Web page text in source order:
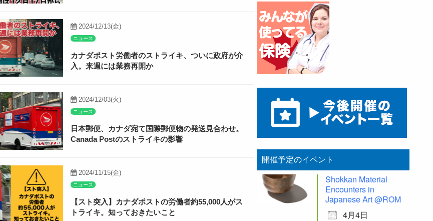
2024/12/13(金)
ニュース
カナダポスト労働者のストライキ、ついに政府が介
入。来週には業務再開か
2024/12/03(火)
ニュース
日本郵便、カナダ宛て国際郵便物の発送見合わせ。
Canada Postのストライキの影響
2024/11/15(金)
ニュース
【スト突入】カナダポストの労働者約55,000人がス
トライキ。知っておきたいこと
開催予定のイベント
Shokkan Material
Encounters in
Japanese Art @ROM
4月4日